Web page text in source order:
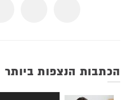
הכתבות הנצפות ביותר